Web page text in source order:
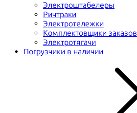
Электроштабелеры
Ричтраки
Электротележки
Комплектовщики заказов
Электротягачи
Погрузчики в наличии